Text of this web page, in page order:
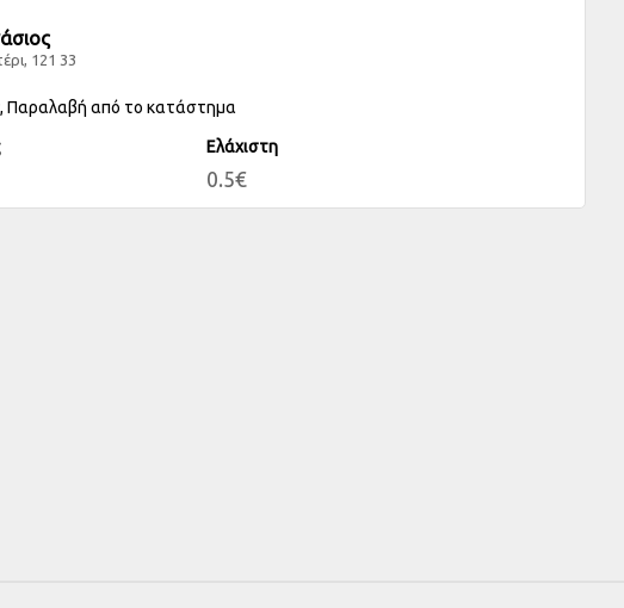
121 33
Παραλαβή από το κατάστημα
Ελάχιστη
0.5€